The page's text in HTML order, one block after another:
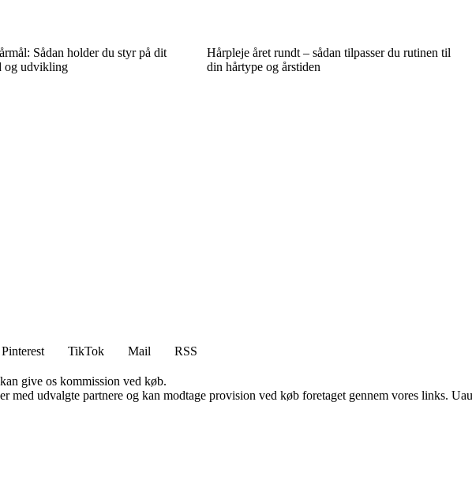
Sådan holder du styr på dit
og udvikling
Hårpleje året rundt – sådan tilpasser du rutinen til
din hårtype og årstiden
Pinterest TikTok Mail
RSS
give os kommission ved køb.
med udvalgte partnere og kan modtage provision ved køb foretaget gennem vores links.